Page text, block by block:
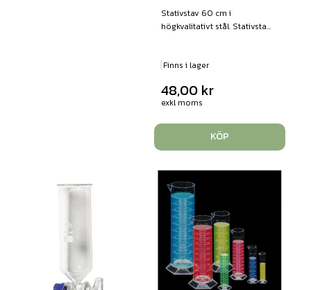
Stativstav 60 cm i
högkvalitativt stål. Stativsta...
Finns i lager
48,00 kr
exkl moms
KÖP